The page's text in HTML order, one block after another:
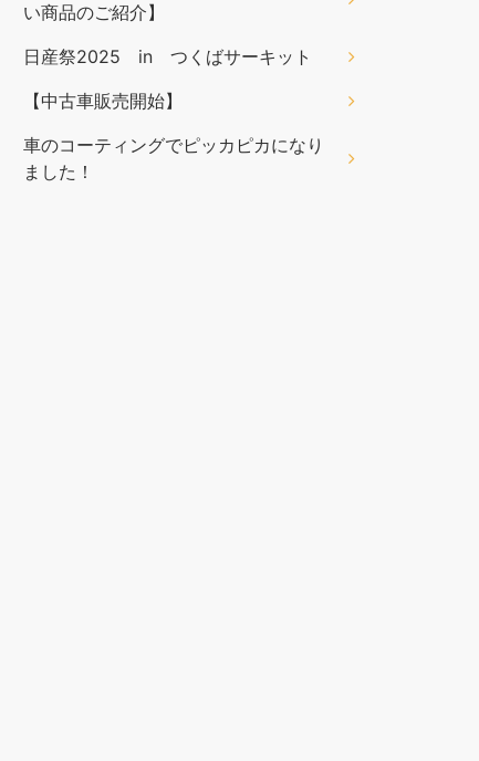
い商品のご紹介】
日産祭2025 in つくばサーキット
【中古車販売開始】
車のコーティングでピッカピカになり
ました！